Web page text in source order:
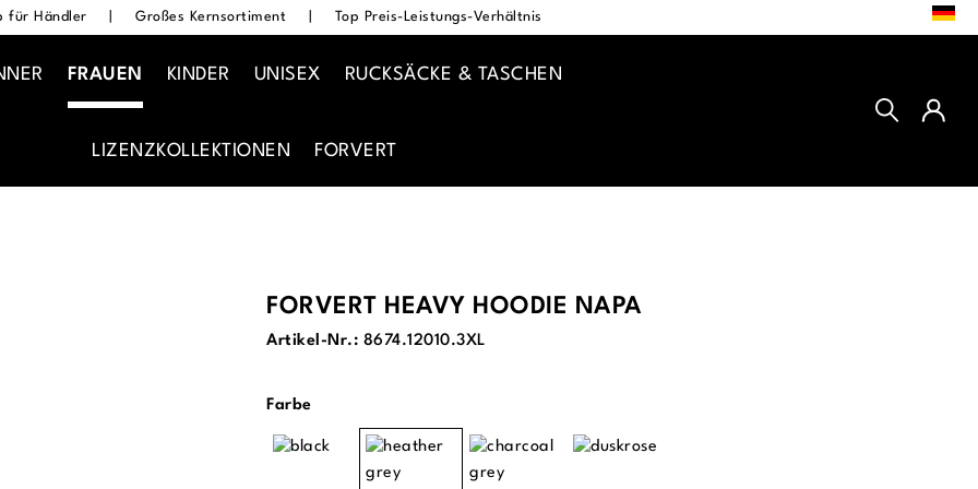
für Händler Großes Kernsortiment Top Preis-Leistungs-Verhältnis
FRAUEN KINDER UNISEX RUCKSÄCKE & TASCHEN
LIZENZKOLLEKTIONEN FORVERT
FORVERT HEAVY HOODIE NAPA
Artikel-Nr.: 8674.12010.3XL
Farbeauswählen